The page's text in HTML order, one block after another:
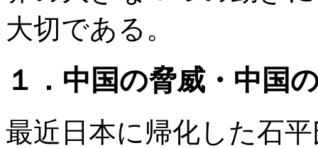
トの「琥珀の間」は写真撮影禁止だったが天井から壁まで美しい琥珀で埋め尽くされ
は行って見て下さい。今回は行けなかったエカテリーナ公園等も再訪して見たいもの
オッカパーティーで名残りを惜しんだ。 ・１１日目 １８世紀にスウェーデンの攻撃
等の皇帝達の棺が華やかに並べられていた(お骨は地下との事）。端の方にはレーニ
３．ロシア旅行の感想 （１）ロシア正教の著しい復活盛況ぶり ロシア正教はピョー
し、国民の日常生活に横３本のロシア十字架やイコン画が深く根付いているように
キリスト教を受け入れる。妃の出身国ビザンティン帝国の国教であったギリシャ正教
していく。 ・１２３６年 キプチャク・ハーン国の侵略が度重なり中心都市キエフは
３４５年 モンゴル支配は教会には寛容で、荒野修道院運動でモスクワ郊外にトロイ
亡き後モスクワ大公国こそ「世界を支配するキリスト教世界帝国＝第３のローマ」と
又、皇帝より教会が上位にあると主張した為正教会の力は弱まっていく） ・１７２
させた。１７１２年サンクトペテルブルグをしロシア革命迄続いた新首都に。 （１７
大切である。
１．中国の脅威・中国
最近日本に帰化した石